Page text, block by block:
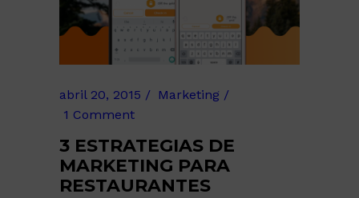
abril 20, 2015
Marketing
1 Comment
3 ESTRATEGIAS DE
MARKETING PARA
RESTAURANTES